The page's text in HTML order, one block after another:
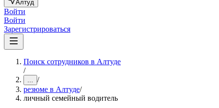
Алтуд
Войти
Войти
Зарегистрироваться
Поиск сотрудников в Алтуде
/
... /
резюме в Алтуде/
личный семейный водитель